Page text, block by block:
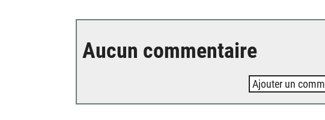
Aucun commentaire
Ajouter un